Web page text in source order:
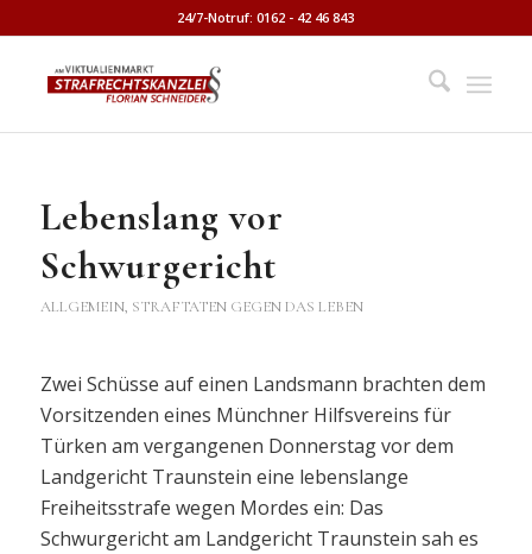
24/7-Notruf: 0162 - 42 46 843
Lebenslang vor
Schwurgericht
ALLGEMEIN, STRAFTATEN GEGEN DAS LEBEN
Zwei Schüsse auf einen Landsmann brachten dem
Vorsitzenden eines Münchner Hilfsvereins für
Türken am vergangenen Donnerstag vor dem
Landgericht Traunstein eine lebenslange
Freiheitsstrafe wegen Mordes ein: Das
Schwurgericht am Landgericht Traunstein sah es